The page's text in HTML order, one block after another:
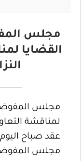
مجلس
القضايا
مجلس
لمناقشة
مجلس